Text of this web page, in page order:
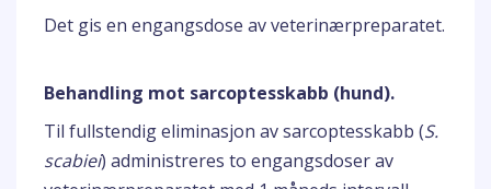
Det gis en engangsdose av veterinærpreparatet.
Behandling mot sarcoptesskabb (hund).
Til fullstendig eliminasjon av sarcoptesskabb (S.
scabiei) administreres to engangsdoser av